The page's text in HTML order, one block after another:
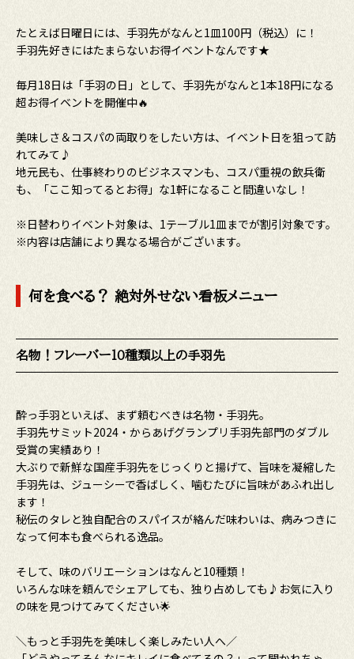
たとえば日曜日には、手羽先がなんと1皿100円（税込）に！
手羽先好きにはたまらないお得イベントなんです★
毎月18日は「手羽の日」として、手羽先がなんと1本18円になる
超お得イベントを開催中🔥
美味しさ＆コスパの両取りをしたい方は、イベント日を狙って訪
れてみて♪
地元民も、仕事終わりのビジネスマンも、コスパ重視の飲兵衛
も、「ここ知ってるとお得」な1軒になること間違いなし！
※日替わりイベント対象は、1テーブル1皿までが割引対象です。
※内容は店舗により異なる場合がございます。
何を食べる？ 絶対外せない看板メニュー
名物！フレーバー10種類以上の手羽先
酔っ手羽といえば、まず頼むべきは名物・手羽先。
手羽先サミット2024・からあげグランプリ手羽先部門のダブル
受賞の実績あり！
大ぶりで新鮮な国産手羽先をじっくりと揚げて、旨味を凝縮した
手羽先は、ジューシーで香ばしく、噛むたびに旨味があふれ出し
ます！
秘伝のタレと独自配合のスパイスが絡んだ味わいは、病みつきに
なって何本も食べられる逸品。
そして、味のバリエーションはなんと10種類！
いろんな味を頼んでシェアしても、独り占めしても♪お気に入り
の味を見つけてみてください🌟
＼もっと手羽先を美味しく楽しみたい人へ／